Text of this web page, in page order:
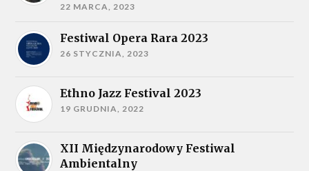
22 MARCA, 2023
Festiwal Opera Rara 2023
26 STYCZNIA, 2023
Ethno Jazz Festival 2023
19 GRUDNIA, 2022
XII Międzynarodowy Festiwal
Ambientalny